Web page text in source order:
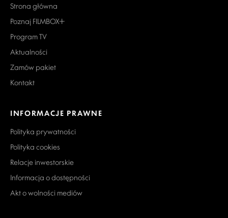
Strona główna
Poznaj FILMBOX+
Program TV
Aktualności
Zamów pakiet
Kontakt
INFORMACJE PRAWNE
Polityka prywatności
Polityka cookies
Relacje inwestorskie
Informacja o dostępności
Akt o wolności mediów